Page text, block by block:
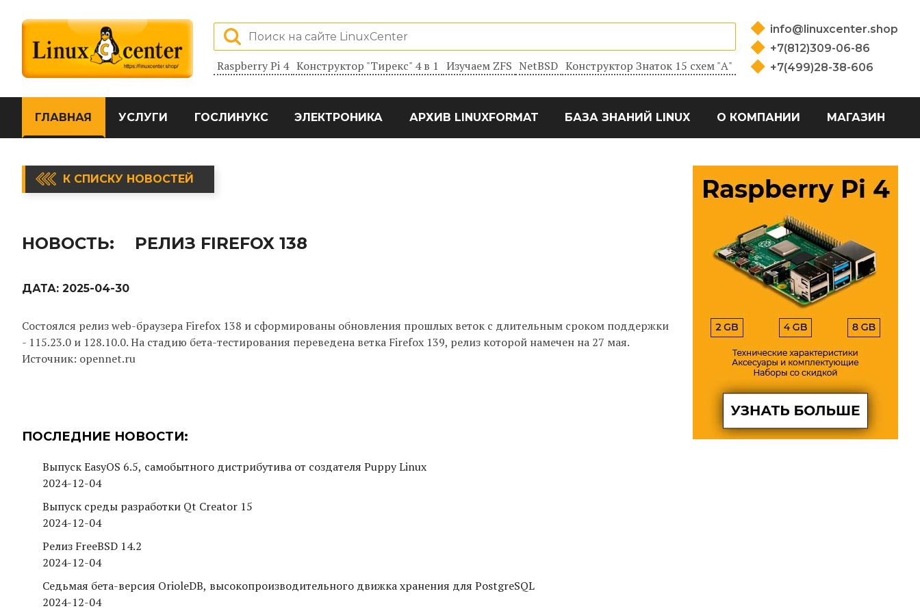
Raspberry Pi 4 Конструктор "Тирекс" 4 в 1 Изучаем ZFS NetBSD Конструктор Знаток 15 схем "А"
info@linuxcenter.shop
+7(812)309-06-86
+7(499)28-38-606
ГЛАВНАЯ УСЛУГИ ГОСЛИНУКС ЭЛЕКТРОНИКА АРХИВ LINUXFORMAT БАЗА ЗНАНИЙ LINUX О КОМПАНИИ МАГАЗИН
К СПИСКУ НОВОСТЕЙ
НОВОСТЬ: РЕЛИЗ FIREFOX 138
ДАТА: 2025-04-30
Состоялся релиз web-браузера Firefox 138 и сформированы обновления прошлых веток с длительным сроком поддержки
- 115.23.0 и 128.10.0. На стадию бета-тестирования переведена ветка Firefox 139, релиз которой намечен на 27 мая.
Источник: opennet.ru
ПОСЛЕДНИЕ НОВОСТИ:
Выпуск EasyOS 6.5, самобытного дистрибутива от создателя Puppy Linux
2024-12-04
Выпуск среды разработки Qt Creator 15
2024-12-04
Релиз FreeBSD 14.2
2024-12-04
Седьмая бета-версия OrioleDB, высокопроизводительного движка хранения для PostgreSQL
2024-12-04